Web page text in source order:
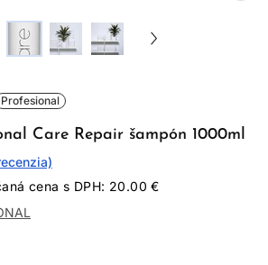
Profesional
Care Repair šampón 1000ml
cena s DPH: 20.00 €